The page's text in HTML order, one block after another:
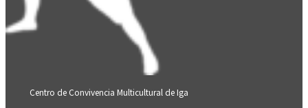
Centro de Convivencia Multicultural de Iga